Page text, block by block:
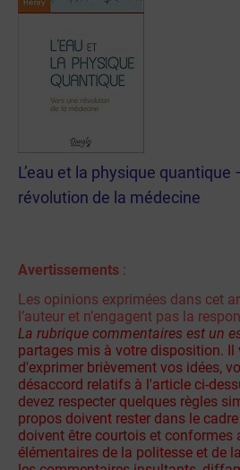
L’eau et la physique quantique
révolution de la médecine
Avertissements :
Les opinions exprimées dans cet
l’auteur et n’engagent pas la
La rubrique commentaires est un
partages mis à votre disposition. Il
d'exprimer brièvement vos idées,
désaccord relatifs à l'article ci-
devez respecter quelques règles
propos doivent rester dans le
doivent être courtois et conformes
élémentaires de la politesse et de